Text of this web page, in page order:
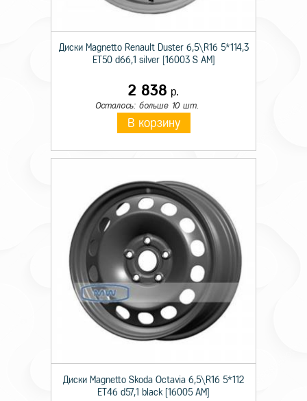
Диски Magnetto Renault Duster 6,5\R16 5*114,3
ET50 d66,1 silver [16003 S AM]
2 838 р.
Осталось: больше 10 шт.
В корзину
Диски Magnetto Skoda Octavia 6,5\R16 5*112
ET46 d57,1 black [16005 AM]